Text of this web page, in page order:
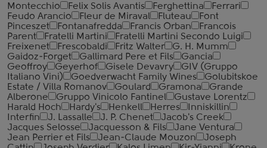
Montecchio
Felix Solis Avantis Ferghettina
Ferrari
Feudo Arancio
Fleur de Miraval Fluteau
Font
Pinceszet
Fontanafredda Francis Orban
Francois
Parent
Fratelli Martini
Fratelli Martini Secondo Luigi
Freixenet
Frescobaldi Fritz Walter
G. H. Mumm
Gaidoz-Forget
Gallimard Pere et Fils
Gancia
Geoffroy
Geyerhof Gisele Devavry
GIV (Gruppo
Italiano Vini)
Goedverwacht Family Wines
Golubitskoe
Estate / Villa Romanov
Goulard Gramona
Grande
Alberone
Gruppo Vinicolo Fantinel
Gustave Lorentz
Harald Hoch
Hardy's Henkell Herres
Inniskillin
Interfin
J. Lassalle J. P. Chenet
Jacob's Creek
Jacques Selosse
Jacquesson & Fils
Jane Ventura
Jean Perrier et Fils
Jean-Claude Mouzon
Joseph